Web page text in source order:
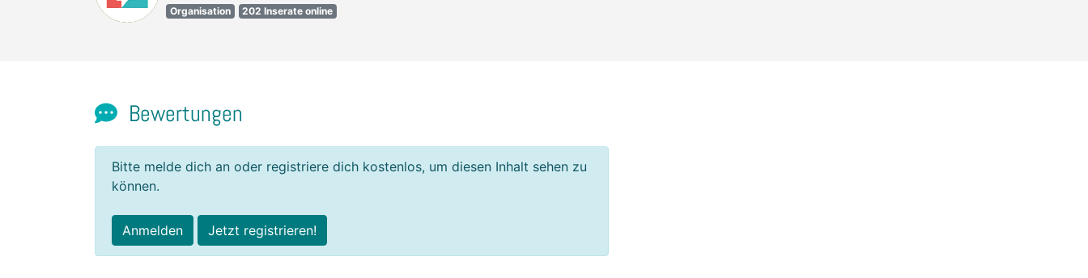
Organisation 202 Inserate online
Bewertungen
Bitte melde dich an oder registriere dich kostenlos, um diesen Inhalt sehen zu
können.
Anmelden Jetzt registrieren!